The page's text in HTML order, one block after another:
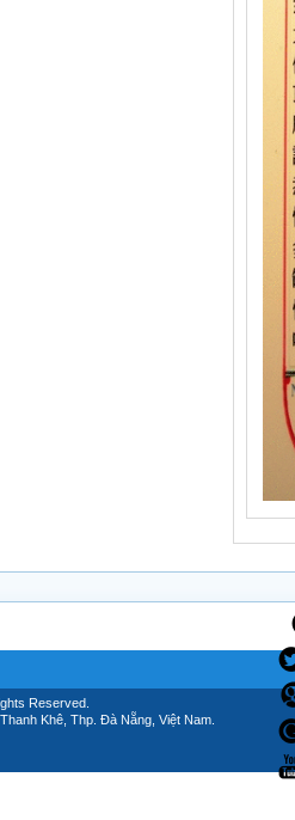
Reserved.
Khê, Thp. Đà Nẵng, Việt Nam.